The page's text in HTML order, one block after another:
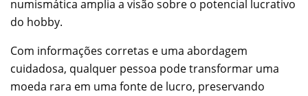
numismática amplia a visão sobre o potencial lucrativo
do hobby.
Com informações corretas e uma abordagem
cuidadosa, qualquer pessoa pode transformar uma
moeda rara em uma fonte de lucro, preservando